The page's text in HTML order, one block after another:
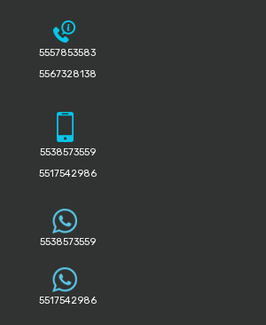
5557853583
5567328138
5538573559
5517542986
5538573559
5517542986